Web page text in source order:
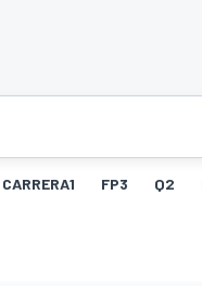
CARRERA1 FP3 Q2